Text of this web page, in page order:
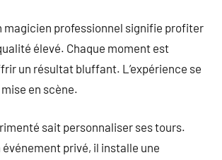
magicien professionnel signifie profiter
élevé. Chaque moment est
un résultat bluffant. L’expérience se
en scène.
sait personnaliser ses tours.
événement privé, il installe une